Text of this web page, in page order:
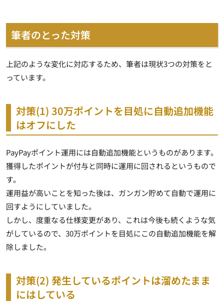
筆者のとった対策
上記のような変化に対応するため、筆者は現状3つの対策をと
っています。
対策(1) 30万ポイントを目処に自動追加機能
はオフにした
PayPayポイント運用には自動追加機能というものがあります。
獲得したポイントが付与と同時に運用に回されるというもので
す。
運用益が高いことを知った後は、ガンガン貯めて自動で運用に
回すようにしていました。
しかし、度重なる仕様変更があり、これは今後も続くような気
がしているので、30万ポイントを目処にこの自動追加機能を解
除しました。
対策(2) 発生しているポイントは溜めたまま
にはしている